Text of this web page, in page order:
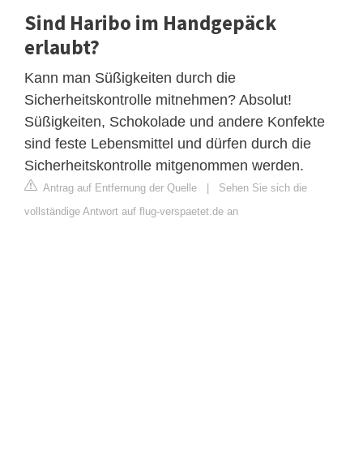
Sind Haribo im Handgepäck
erlaubt?
Kann man Süßigkeiten durch die
Sicherheitskontrolle mitnehmen? Absolut!
Süßigkeiten, Schokolade und andere Konfekte
sind feste Lebensmittel und dürfen durch die
Sicherheitskontrolle mitgenommen werden.
Antrag auf Entfernung der Quelle | Sehen Sie sich die
vollständige Antwort auf flug-verspaetet.de an